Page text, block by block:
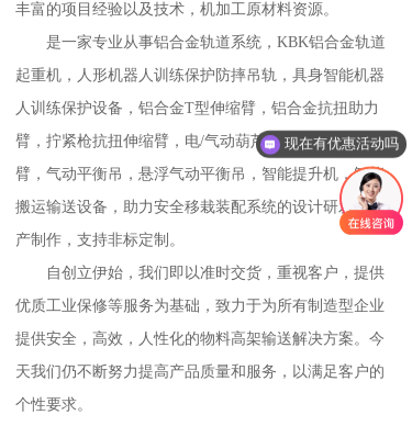
丰富的项目经验以及技术，机加工原材料资源。
起重机，人形机器人训练保护防摔吊轨，具身智能机器
人训练保护设备，铝合金T型伸缩臂，铝合金抗扭助力
臂，拧紧枪抗扭伸缩臂，电/气动葫芦，气动助力机械
臂，气动平衡吊，悬浮气动平衡吊，智能提升机，智能
搬运输送设备，助力安全移栽装配系统的设计研发，生
产制作，支持非标定制。
优质工业保修等服务为基础，致力于为所有制造型企业
提供安全，高效，人性化的物料高架输送解决方案。今
天我们仍不断努力提高产品质量和服务，以满足客户的
个性要求。
可以介绍下你们的产品么
现在有优惠活动吗